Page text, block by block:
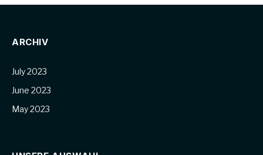
ARCHIV
July 2023
June 2023
May 2023